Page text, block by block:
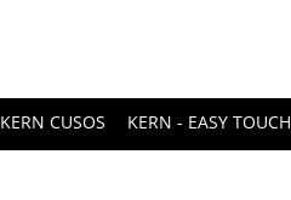
KERN CUSOS KERN - EASY TOUCH